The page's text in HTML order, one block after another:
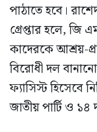
পাঠাতে হবে।
গ্রেপ্তার হলে, জি
কাদেরকে আশ্রয়-
বিরোধী দল
ফ্যাসিস্ট হিসেবে
জাতীয় পার্টি ও